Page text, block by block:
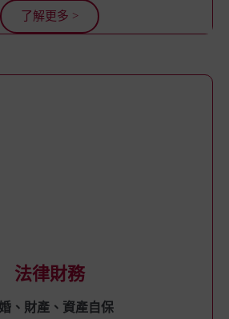
了解更多 >
法律財務
、財產、資產自保